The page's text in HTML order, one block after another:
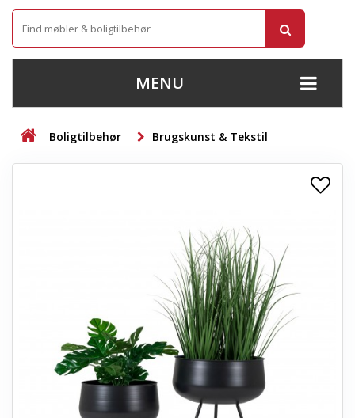
MENU
+
STUE
+
ENTREMØBLER
HAVEMØBLER
Boligtilbehør Brugskunst & Tekstil